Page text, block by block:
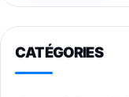
CATÉGORIES